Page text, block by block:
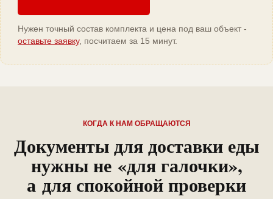
Нужен точный состав комплекта и цена под ваш объект -
оставьте заявку, посчитаем за 15 минут.
КОГДА К НАМ ОБРАЩАЮТСЯ
Документы для доставки еды
нужны не «для галочки»,
а для спокойной проверки